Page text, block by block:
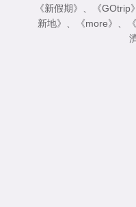
《新假期》
《GOtrip》
新地》
《more》